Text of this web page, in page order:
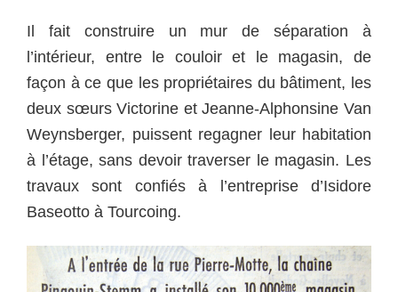
Il fait construire un mur de séparation à
l’intérieur, entre le couloir et le magasin, de
façon à ce que les propriétaires du bâtiment, les
deux sœurs Victorine et Jeanne-Alphonsine Van
Weynsberger, puissent regagner leur habitation
à l’étage, sans devoir traverser le magasin. Les
travaux sont confiés à l’entreprise d’Isidore
Baseotto à Tourcoing.